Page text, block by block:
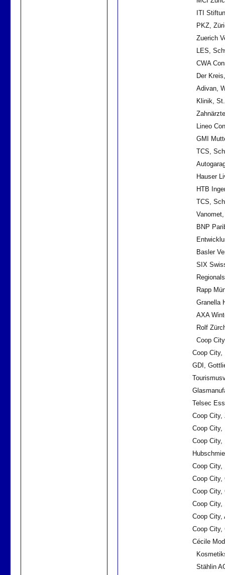
ITI
PKZ,
Zuerich
LES,
CWA
Der
Adivan,
Klinik,
Lineo
GMI
TCS,
Hauser
HTB
TCS,
BNP
Basler
SIX
Rapp
Granella
AXA
Rolf
Coop
Coop City,
GDI,
Telsec Ess,
Coop City,
Coop City,
Coop City,
Hubschmied
Coop City,
Coop City,
Coop City,
Coop City,
Coop City,
Coop City,
Cécile Mode
Stählin